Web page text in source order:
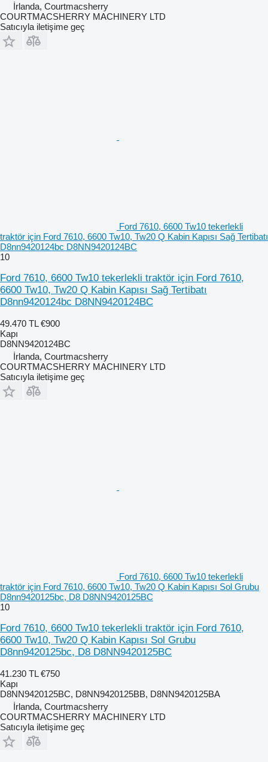
İrlanda, Courtmacsherry
COURTMACSHERRY MACHINERY LTD
Satıcıyla iletişime geç
Ford 7610, 6600 Tw10 tekerlekli
traktör için Ford 7610, 6600 Tw10, Tw20 Q Kabin Kapısı Sağ Tertibatı
D8nn9420124bc D8NN9420124BC
10
Ford 7610, 6600 Tw10 tekerlekli traktör için Ford 7610,
6600 Tw10, Tw20 Q Kabin Kapısı Sağ Tertibatı
D8nn9420124bc D8NN9420124BC
49.470 TL €900
Kapı
D8NN9420124BC
İrlanda, Courtmacsherry
COURTMACSHERRY MACHINERY LTD
Satıcıyla iletişime geç
Ford 7610, 6600 Tw10 tekerlekli
traktör için Ford 7610, 6600 Tw10, Tw20 Q Kabin Kapısı Sol Grubu
D8nn9420125bc, D8 D8NN9420125BC
10
Ford 7610, 6600 Tw10 tekerlekli traktör için Ford 7610,
6600 Tw10, Tw20 Q Kabin Kapısı Sol Grubu
D8nn9420125bc, D8 D8NN9420125BC
41.230 TL €750
Kapı
D8NN9420125BC, D8NN9420125BB, D8NN9420125BA
İrlanda, Courtmacsherry
COURTMACSHERRY MACHINERY LTD
Satıcıyla iletişime geç